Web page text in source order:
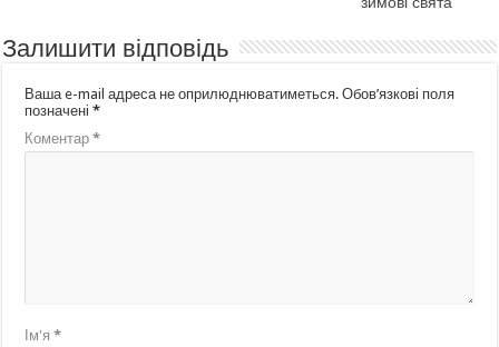
Залишити відповідь
Ваша e-mail адреса не оприлюднюватиметься. Обов’язкові поля
позначені*
Коментар*
Ім'я*